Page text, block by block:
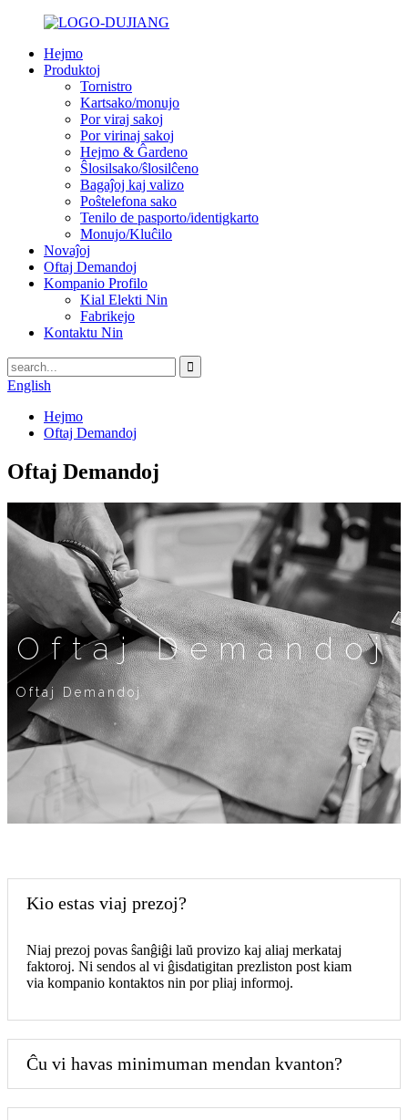
Hejmo
Produktoj
Tornistro
Kartsako/monujo
Por viraj sakoj
Por virinaj sakoj
Hejmo & Ĝardeno
Ŝlosilsako/ŝlosilĉeno
Bagaĵoj kaj valizo
Poŝtelefona sako
Tenilo de pasporto/identigkarto
Monujo/Kluĉilo
Novaĵoj
Oftaj Demandoj
Kompanio Profilo
Kial Elekti Nin
Fabrikejo
Kontaktu Nin
English
Hejmo
Oftaj Demandoj
Oftaj Demandoj
Oftaj Demandoj
Oftaj Demandoj
Kio estas viaj prezoj?
Niaj prezoj povas ŝanĝiĝi laŭ provizo kaj aliaj merkataj
faktoroj. Ni sendos al vi ĝisdatigitan prezliston post kiam
via kompanio kontaktos nin por pliaj informoj.
Ĉu vi havas minimuman mendan kvanton?